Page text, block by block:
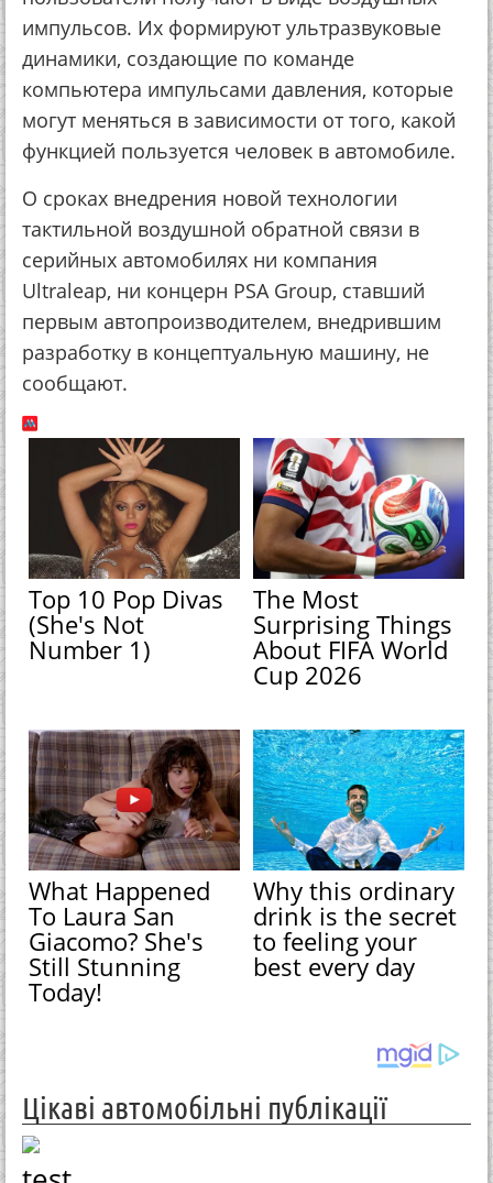
импульсов. Их формируют ультразвуковые
динамики, создающие по команде
компьютера импульсами давления, которые
могут меняться в зависимости от того, какой
функцией пользуется человек в автомобиле.
О сроках внедрения новой технологии
тактильной воздушной обратной связи в
серийных автомобилях ни компания
Ultraleap, ни концерн PSA Group, ставший
первым автопроизводителем, внедрившим
разработку в концептуальную машину, не
сообщают.
Top 10 Pop Divas
(She's Not
Number 1)
The Most
Surprising Things
About FIFA World
Cup 2026
What Happened
To Laura San
Giacomo? She's
Still Stunning
Today!
Why this ordinary
drink is the secret
to feeling your
best every day
Цікаві автомобільні публікації